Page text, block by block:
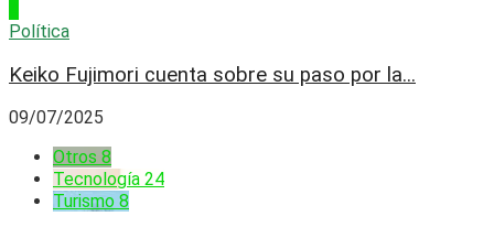
Política
Keiko Fujimori cuenta sobre su paso por la...
09/07/2025
Otros 8
Tecnología 24
Turismo 8